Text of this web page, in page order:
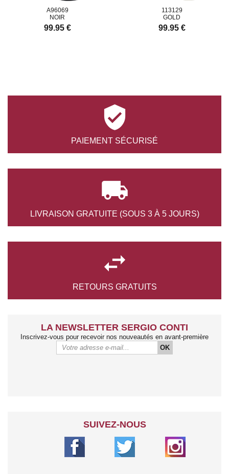
A96069
NOIR
99.95 €
113129
GOLD
99.95 €

PAIEMENT SÉCURISÉ

LIVRAISON GRATUITE (SOUS 3 À 5 JOURS)

RETOURS GRATUITS
LA NEWSLETTER SERGIO CONTI
Inscrivez-vous pour recevoir nos nouveautés en avant-première
OK
SUIVEZ-NOUS